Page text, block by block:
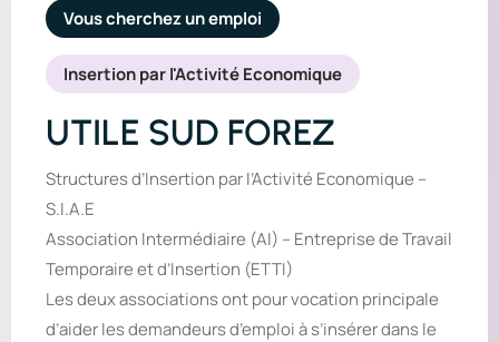
Vous cherchez un emploi
Insertion par l'Activité Economique
UTILE SUD FOREZ
Structures d’Insertion par l’Activité Economique –
S.I.A.E
Association Intermédiaire (AI) – Entreprise de Travail
Temporaire et d’Insertion (ETTI)
Les deux associations ont pour vocation principale
d’aider les demandeurs d’emploi à s’insérer dans le